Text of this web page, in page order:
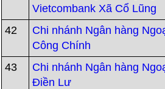
Vietcombank Xã Cổ Lũng
42
Chi nhánh Ngân hàng
Công Chính
43
Chi nhánh Ngân hàng
Điền Lư